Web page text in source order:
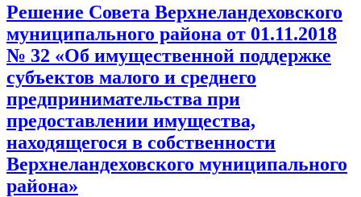
Решение Совета Верхнеландеховского
муниципального района от 01.11.2018
№ 32 «Об имущественной поддержке
субъектов малого и среднего
предпринимательства при
предоставлении имущества,
находящегося в собственности
Верхнеландеховского муниципального
района»